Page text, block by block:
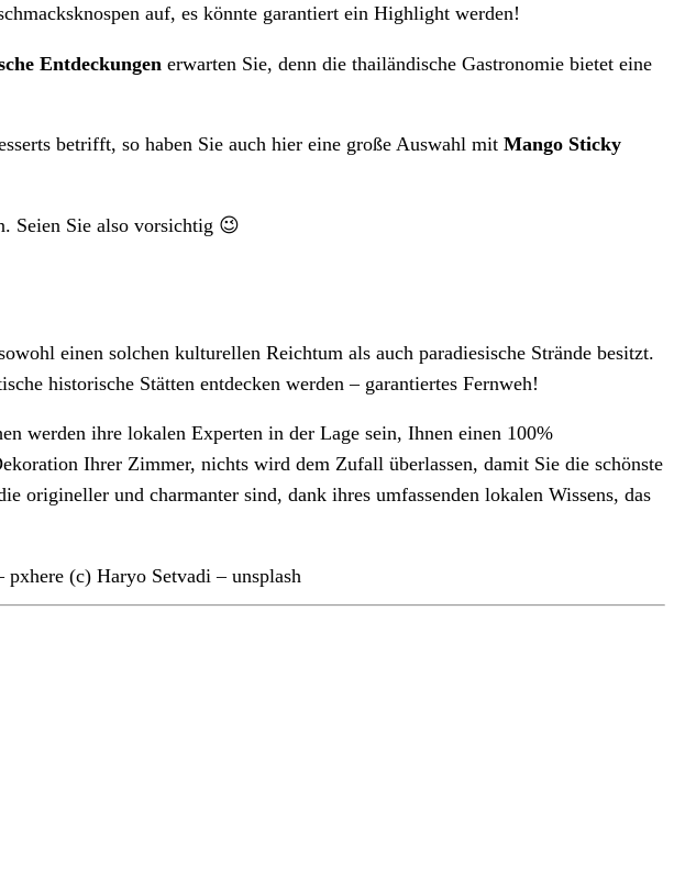
auf, es könnte garantiert ein Highlight werden!
Entdeckungen erwarten Sie, denn die thailändische Gastronomie bietet eine
betrifft, so haben Sie auch hier eine große Auswahl mit Mango Sticky
Seien Sie also vorsichtig 😉
einen solchen kulturellen Reichtum als auch paradiesische Strände besitzt.
historische Stätten entdecken werden – garantiertes Fernweh!
werden ihre lokalen Experten in der Lage sein, Ihnen einen 100%
Ihrer Zimmer, nichts wird dem Zufall überlassen, damit Sie die schönste
origineller und charmanter sind, dank ihres umfassenden lokalen Wissens, das
(c) Haryo Setvadi – unsplash